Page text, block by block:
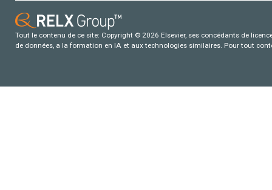
Tout le contenu de ce site: Copyright © 2026 Elsevier, ses concédants de
de données, a la formation en IA et aux technologies similaires. Pour tout